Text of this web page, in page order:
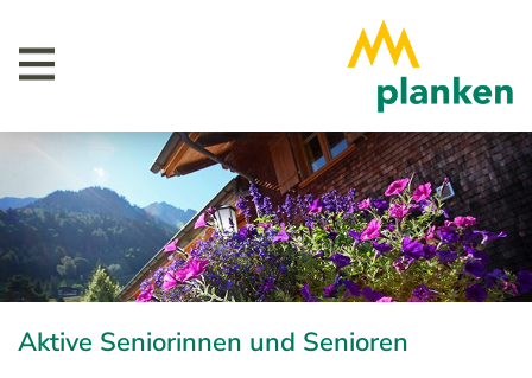
Aktive Seniorinnen und Senioren